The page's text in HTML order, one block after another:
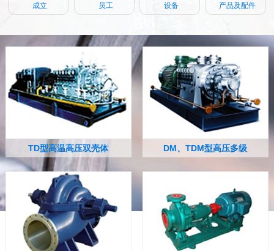
成立 员工 设备 产品及配件
TD型高温高压双壳体 DM、TDM型高压多级